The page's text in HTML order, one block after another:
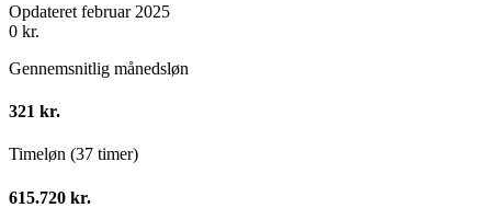
Opdateret februar 2025
0 kr.
Gennemsnitlig månedsløn
321 kr.
Timeløn (37 timer)
615.720 kr.